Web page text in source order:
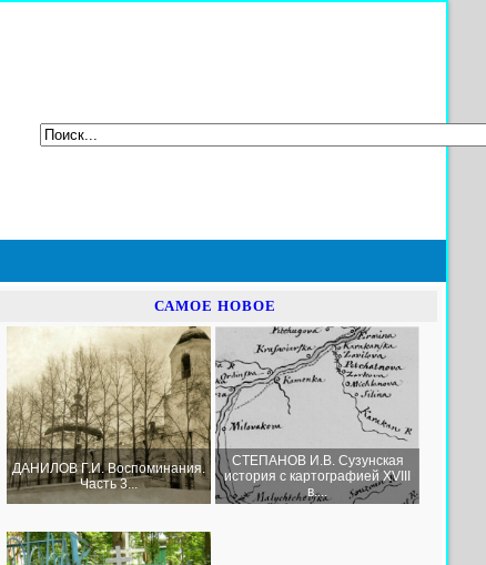
САМОЕ НОВОЕ
ДАНИЛОВ Г.И. Воспоминания.
Часть 3...
СТЕПАНОВ И.В. Сузунская
история с картографией XVIII
в....